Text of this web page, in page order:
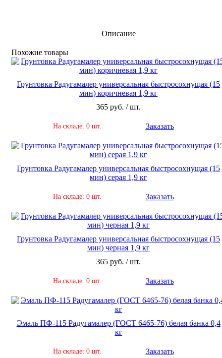
Описание
По­хо­жие то­ва­ры
Грунтовка Радугамалер универсальная быстросохнущая (15
мин) коричневая 1,9 кг
365 руб. / шт.
На складе: 0 шт. Заказать
Грунтовка Радугамалер универсальная быстросохнущая (15
мин) серая 1,9 кг
На складе: 0 шт. Заказать
Грунтовка Радугамалер универсальная быстросохнущая (15
мин) черная 1,9 кг
365 руб. / шт.
На складе: 0 шт. Заказать
Эмаль ПФ-115 Радугамалер (ГОСТ 6465-76) белая банка 0,4
кг
На складе: 0 шт. Заказать